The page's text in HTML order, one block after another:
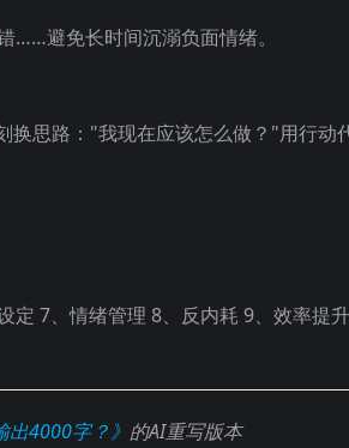
……避免长时间沉溺负面情绪。
换思路："我现在应该怎么做？"用行动
定 7、情绪管理 8、反内耗 9、效率提升
4000字？》 的AI重写版本